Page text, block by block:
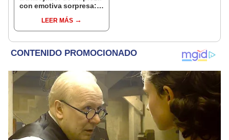
con emotiva sorpresa:
humanidad y empatía”
LEER MÁS